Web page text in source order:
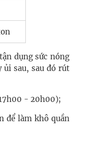
dụng sức nóng
ủi sau, sau đó rút
- 20h00);
để làm khô quần